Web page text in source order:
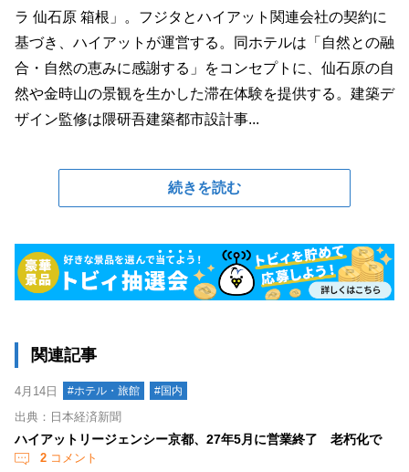
ラ 仙石原 箱根」。フジタとハイアット関連会社の契約に
基づき、ハイアットが運営する。同ホテルは「自然との融
合・自然の恵みに感謝する」をコンセプトに、仙石原の自
然や金時山の景観を生かした滞在体験を提供する。建築デ
ザイン監修は隈研吾建築都市設計事...
続きを読む
関連記事
4月14日 #ホテル・旅館 #国内
出典：日本経済新聞
ハイアットリージェンシー京都、27年5月に営業終了 老朽化で
2 コメント